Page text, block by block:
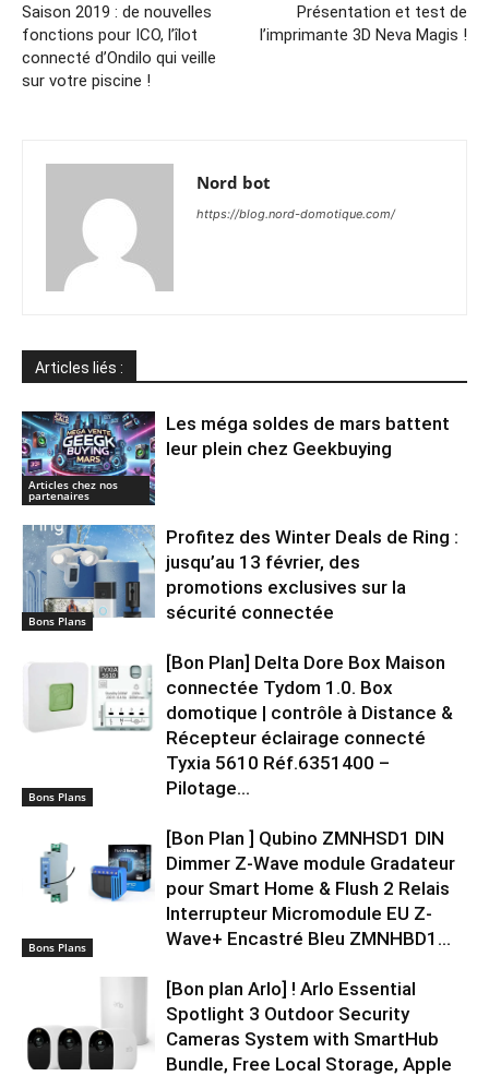
Saison 2019 : de nouvelles
fonctions pour ICO, l’îlot
connecté d’Ondilo qui veille
sur votre piscine !
Présentation et test de
l’imprimante 3D Neva Magis !
Nord bot
https://blog.nord-domotique.com/
Articles liés :
Articles chez nos
partenaires
Les méga soldes de mars battent
leur plein chez Geekbuying
Bons Plans
Profitez des Winter Deals de Ring :
jusqu’au 13 février, des
promotions exclusives sur la
sécurité connectée
Bons Plans
[Bon Plan] Delta Dore Box Maison
connectée Tydom 1.0. Box
domotique | contrôle à Distance &
Récepteur éclairage connecté
Tyxia 5610 Réf.6351400 –
Pilotage...
Bons Plans
[Bon Plan ] Qubino ZMNHSD1 DIN
Dimmer Z-Wave module Gradateur
pour Smart Home & Flush 2 Relais
Interrupteur Micromodule EU Z-
Wave+ Encastré Bleu ZMNHBD1...
[Bon plan Arlo] ! Arlo Essential
Spotlight 3 Outdoor Security
Cameras System with SmartHub
Bundle, Free Local Storage, Apple